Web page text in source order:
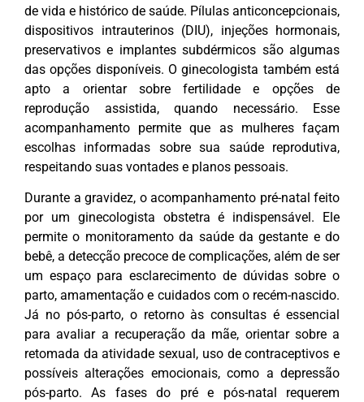
de vida e histórico de saúde. Pílulas anticoncepcionais,
dispositivos intrauterinos (DIU), injeções hormonais,
preservativos e implantes subdérmicos são algumas
das opções disponíveis. O ginecologista também está
apto a orientar sobre fertilidade e opções de
reprodução assistida, quando necessário. Esse
acompanhamento permite que as mulheres façam
escolhas informadas sobre sua saúde reprodutiva,
respeitando suas vontades e planos pessoais.
Durante a gravidez, o acompanhamento pré-natal feito
por um ginecologista obstetra é indispensável. Ele
permite o monitoramento da saúde da gestante e do
bebê, a detecção precoce de complicações, além de ser
um espaço para esclarecimento de dúvidas sobre o
parto, amamentação e cuidados com o recém-nascido.
Já no pós-parto, o retorno às consultas é essencial
para avaliar a recuperação da mãe, orientar sobre a
retomada da atividade sexual, uso de contraceptivos e
possíveis alterações emocionais, como a depressão
pós-parto. As fases do pré e pós-natal requerem